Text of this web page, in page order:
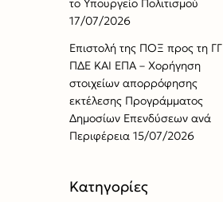
17/07/2026
Επιστολή της ΠΟΞ προς τη ΓΓ
ΠΔΕ ΚΑΙ ΕΠΑ – Χορήγηση
στοιχείων απορρόφησης
εκτέλεσης Προγράμματος
Δημοσίων Επενδύσεων ανά
Περιφέρεια 15/07/2026
Kατηγορίες